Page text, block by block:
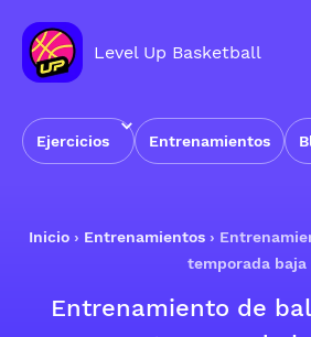
Level Up Basketball
Ejercicios Entrenamientos
Inicio› Entrenamientos›
temporada baja
Entrenamiento de